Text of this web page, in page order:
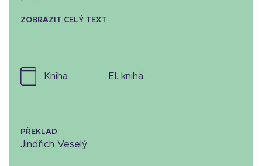
ZOBRAZIT CELÝ TEXT
kniha el. kniha
PŘEKLAD
Jindřich Veselý